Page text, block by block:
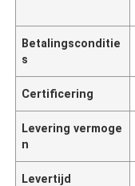
Betalingsconditie
s
Certificering
Levering vermoge
n
Levertijd